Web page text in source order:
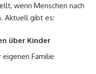
wenn Menschen nach
Aktuell gibt es:
über Kinder
Familie